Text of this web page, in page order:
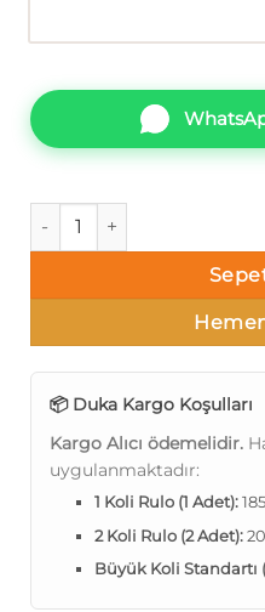
Duka Fountain dk.k29123-
📦 Duka Kargo Koşulları
Kargo Alıcı ödemelidir.
uygulanmaktadır:
1 Koli Rulo (1 Adet):
2 Koli Rulo (2 Adet):
Büyük Koli Standartı